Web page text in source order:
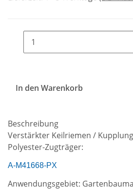
In den Warenkorb
Beschreibung
Verstärkter Keilriemen /
Polyester-Zugträger:
A-M41668-PX
Anwendungsgebiet: